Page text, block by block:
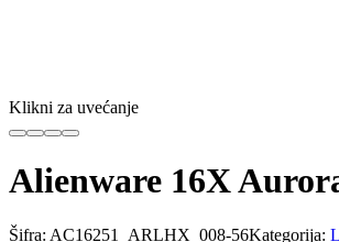
Klikni za uvećanje
Alienware 16X
Šifra: AC16251_ARLHX_008-56Kategorija: